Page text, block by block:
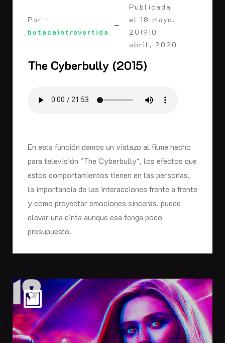
Por -
butacaintrovertida
Publicada
el 18 mayo,
201910
abril, 2020
The Cyberbully (2015)
En esta función damos un vistazo al filme hecho
para televisión "The Cyberbully", los efectos que
estos comportamientos tienen en las personas,
la importancia de las interacciones frente a frente
y como proyectar emociones sinceras, puede
elevar una cinta aunque esa tenga poco
presupuesto.